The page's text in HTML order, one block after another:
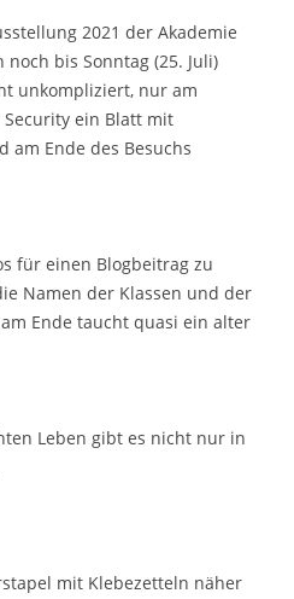
2021 der Akademie
bis Sonntag (25. Juli)
unkompliziert, nur am
ein Blatt mit
am Ende des Besuchs
für einen Blogbeitrag zu
Namen der Klassen und der
Ende taucht quasi ein alter
Leben gibt es nicht nur in
mit Klebezetteln näher